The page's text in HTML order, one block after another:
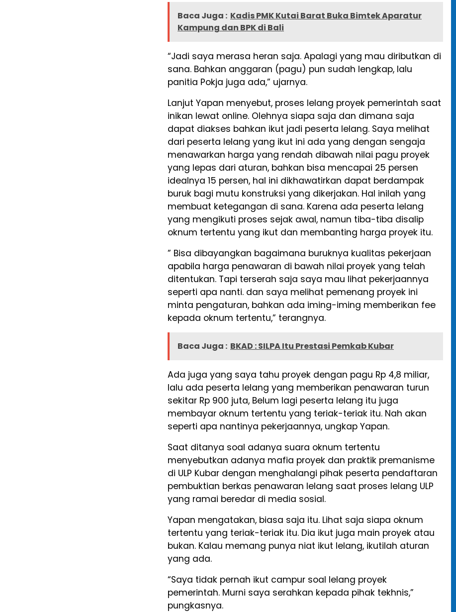
Baca Juga : Kadis PMK Kutai Barat Buka Bimtek Aparatur
Kampung dan BPK di Bali
“Jadi saya merasa heran saja. Apalagi yang mau diributkan di
sana. Bahkan anggaran (pagu) pun sudah lengkap, lalu
panitia Pokja juga ada,” ujarnya.
Lanjut Yapan menyebut, proses lelang proyek pemerintah saat
inikan lewat online. Olehnya siapa saja dan dimana saja
dapat diakses bahkan ikut jadi peserta lelang. Saya melihat
dari peserta lelang yang ikut ini ada yang dengan sengaja
menawarkan harga yang rendah dibawah nilai pagu proyek
yang lepas dari aturan, bahkan bisa mencapai 25 persen
idealnya 15 persen, hal ini dikhawatirkan dapat berdampak
buruk bagi mutu konstruksi yang dikerjakan. Hal inilah yang
membuat ketegangan di sana. Karena ada peserta lelang
yang mengikuti proses sejak awal, namun tiba-tiba disalip
oknum tertentu yang ikut dan membanting harga proyek itu.
” Bisa dibayangkan bagaimana buruknya kualitas pekerjaan
apabila harga penawaran di bawah nilai proyek yang telah
ditentukan. Tapi terserah saja saya mau lihat pekerjaannya
seperti apa nanti. dan saya melihat pemenang proyek ini
minta pengaturan, bahkan ada iming-iming memberikan fee
kepada oknum tertentu,” terangnya.
Baca Juga : BKAD : SILPA Itu Prestasi Pemkab Kubar
Ada juga yang saya tahu proyek dengan pagu Rp 4,8 miliar,
lalu ada peserta lelang yang memberikan penawaran turun
sekitar Rp 900 juta, Belum lagi peserta lelang itu juga
membayar oknum tertentu yang teriak-teriak itu. Nah akan
seperti apa nantinya pekerjaannya, ungkap Yapan.
Saat ditanya soal adanya suara oknum tertentu
menyebutkan adanya mafia proyek dan praktik premanisme
di ULP Kubar dengan menghalangi pihak peserta pendaftaran
pembuktian berkas penawaran lelang saat proses lelang ULP
yang ramai beredar di media sosial.
Yapan mengatakan, biasa saja itu. Lihat saja siapa oknum
tertentu yang teriak-teriak itu. Dia ikut juga main proyek atau
bukan. Kalau memang punya niat ikut lelang, ikutilah aturan
yang ada.
“Saya tidak pernah ikut campur soal lelang proyek
pemerintah. Murni saya serahkan kepada pihak tekhnis,”
pungkasnya.